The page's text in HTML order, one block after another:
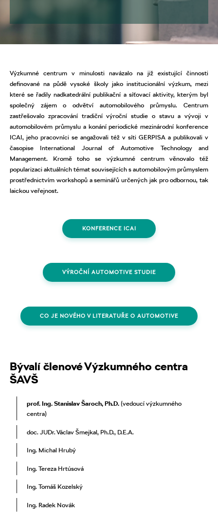
Výzkumné centrum v minulosti navázalo na již existující činnosti
definované na půdě vysoké školy jako institucionální výzkum, mezi
které se řadily nadkatedrální publikační a síťovací aktivity, kterým byl
společný zájem o odvětví automobilového průmyslu. Centrum
zastřešovalo zpracování tradiční výroční studie o stavu a vývoji v
automobilovém průmyslu a konání periodické mezinárodní konference
ICAI, jeho pracovníci se angažovali též v síti GERPISA a publikovali v
časopise International Journal of Automotive Technology and
Management. Kromě toho se výzkumné centrum věnovalo též
popularizaci aktuálních témat souvisejících s automobilovým průmyslem
prostřednictvím workshopů a seminářů určených jak pro odbornou, tak
laickou veřejnost.
KONFERENCE ICAI
VÝROČNÍ AUTOMOTIVE STUDIE
CO JE NOVÉHO V LITERATUŘE O AUTOMOTIVE
Bývalí členové Výzkumného centra
ŠAVŠ
prof. Ing. Stanislav Šaroch, Ph.D. (vedoucí výzkumného
centra)
doc. JUDr. Václav Šmejkal, Ph.D., D.E.A.
Ing. Michal Hrubý
Ing. Tereza Hrtúsová
Ing. Tomáš Kozelský
Ing. Radek Novák